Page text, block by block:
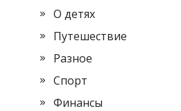
О детях
Путешествие
Разное
Спорт
Финансы